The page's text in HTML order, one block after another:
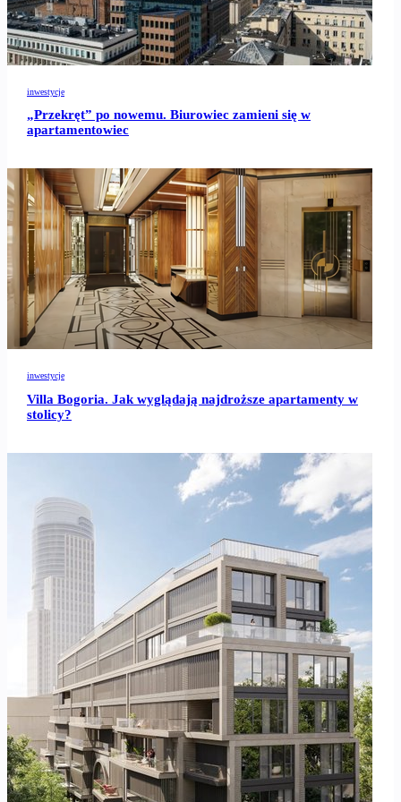
inwestycje
„Przekręt” po nowemu. Biurowiec zamieni się w
apartamentowiec
inwestycje
Villa Bogoria. Jak wyglądają najdroższe apartamenty w
stolicy?